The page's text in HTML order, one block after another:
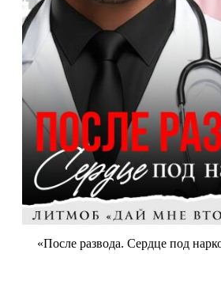
«После развода. Сердце под